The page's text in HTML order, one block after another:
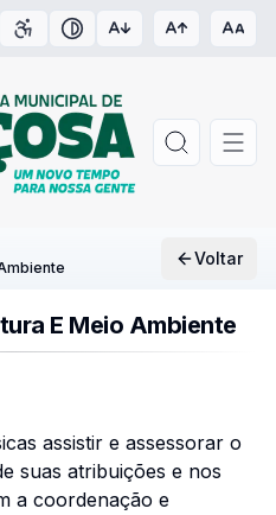
Acessibilidade
Contraste
Voltar
E Meio Ambiente
assistir e assessorar o
suas atribuições e nos
a coordenação e